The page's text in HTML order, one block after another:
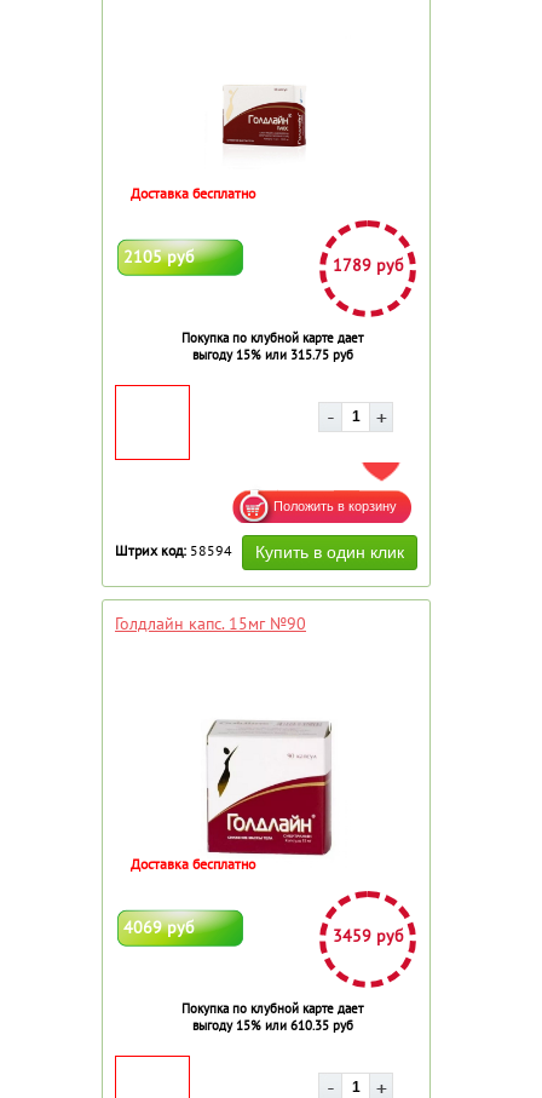
2105 руб 1789 руб
Покупка по клубной карте дает
выгоду 15% или 315.75 руб
Доставка бесплатно
ДОБАВИТЬ В ИЗБРАННОЕ
Штрих код: 58594
Голдлайн капс. 15мг №90
4069 руб 3459 руб
Покупка по клубной карте дает
выгоду 15% или 610.35 руб
Доставка бесплатно